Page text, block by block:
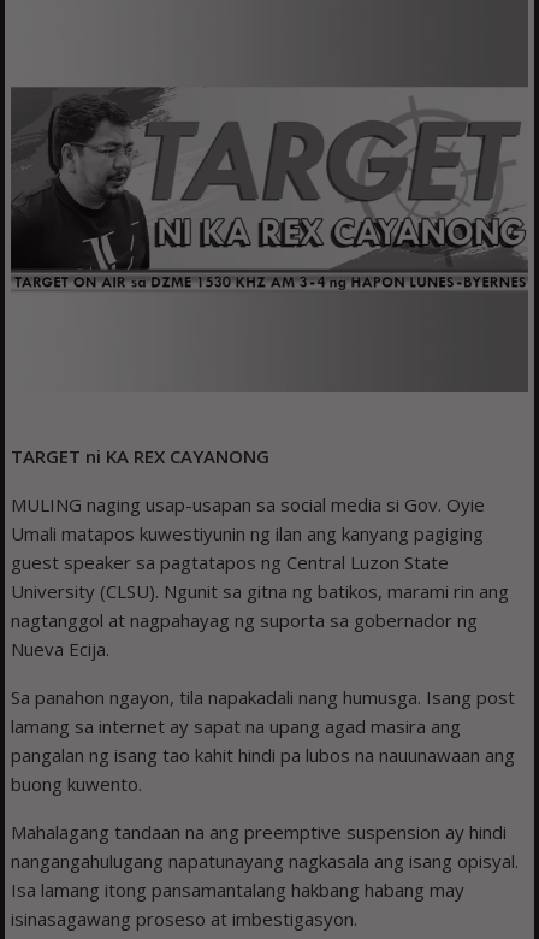
TARGET ni KA REX CAYANONG
MULING naging usap-usapan sa social media si Gov. Oyie
Umali matapos kuwestiyunin ng ilan ang kanyang pagiging
guest speaker sa pagtatapos ng Central Luzon State
University (CLSU). Ngunit sa gitna ng batikos, marami rin ang
nagtanggol at nagpahayag ng suporta sa gobernador ng
Nueva Ecija.
Sa panahon ngayon, tila napakadali nang humusga. Isang post
lamang sa internet ay sapat na upang agad masira ang
pangalan ng isang tao kahit hindi pa lubos na nauunawaan ang
buong kuwento.
Mahalagang tandaan na ang preemptive suspension ay hindi
nangangahulugang napatunayang nagkasala ang isang opisyal.
Isa lamang itong pansamantalang hakbang habang may
isinasagawang proseso at imbestigasyon.